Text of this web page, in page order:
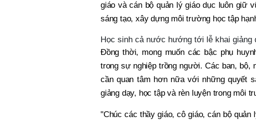
giáo và cán bộ quản lý giáo dục luôn giữ
sáng tạo, xây dựng môi trường học tập
Học sinh cả nước hướng tới lễ khai giảng
Đồng thời, mong muốn các bậc phụ
trong sự nghiệp trồng người. Các ban, bộ,
cần quan tâm hơn nữa với những quyết
giảng dạy, học tập và rèn luyện trong môi
"Chúc các thầy giáo, cô giáo, cán bộ